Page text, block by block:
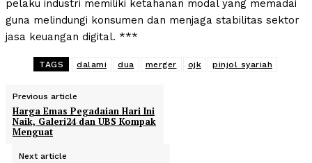
pelaku industri memiliki ketahanan modal yang memadai
guna melindungi konsumen dan menjaga stabilitas sektor
jasa keuangan digital. ***
TAGS dalami dua merger ojk pinjol syariah
Previous article
Harga Emas Pegadaian Hari Ini
Naik, Galeri24 dan UBS Kompak
Menguat
Next article